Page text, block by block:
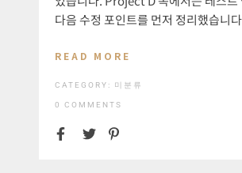
다음 수정 포인트를 먼저 정리했습니
READ MORE
CATEGORY: 미분류
0 COMMENTS